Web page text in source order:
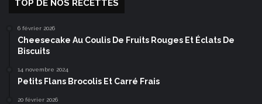
TOP DE NOS RECETTES
6 février 2026
Cheesecake Au Coulis De Fruits Rouges Et Éclats De
Biscuits
14 novembre 2024
Petits Flans Brocolis Et Carré Frais
20 février 2026